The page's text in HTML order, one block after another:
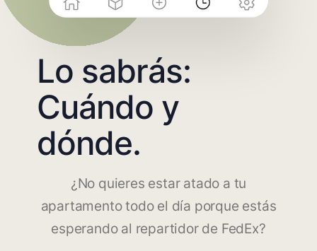
Lo sabrás:
Cuándo y
dónde.
¿No quieres estar atado a tu
apartamento todo el día porque estás
esperando al repartidor de FedEx?